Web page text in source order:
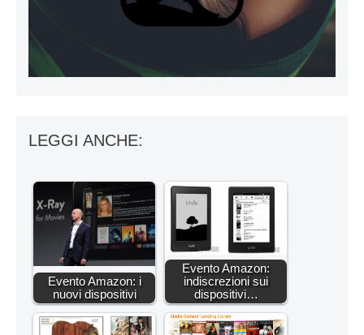
LEGGI ANCHE:
Evento Amazon: i
nuovi dispositivi
Evento Amazon:
indiscrezioni sui
dispositivi…